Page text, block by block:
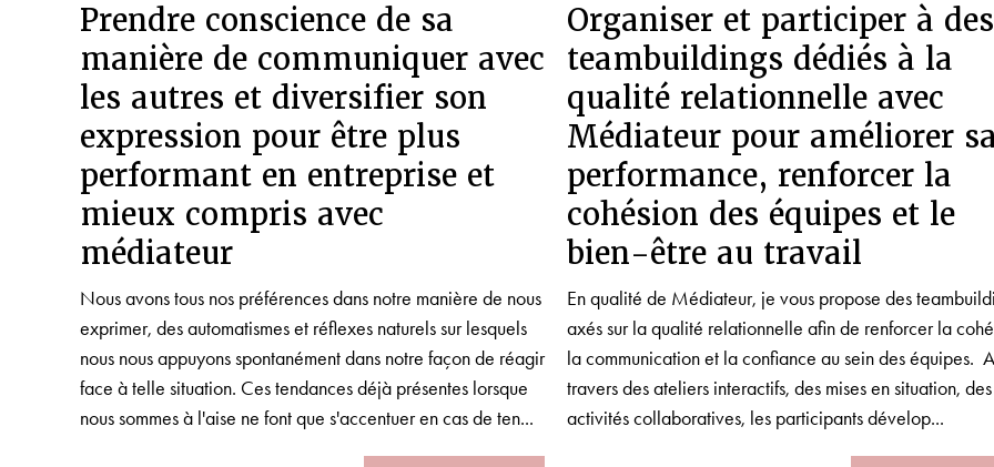
Prendre conscience de sa
manière de communiquer avec
les autres et diversifier son
expression pour être plus
performant en entreprise et
mieux compris avec
médiateur
Nous avons tous nos préférences dans notre manière de nous
exprimer, des automatismes et réflexes naturels sur lesquels
nous nous appuyons spontanément dans notre façon de réagir
face à telle situation. Ces tendances déjà présentes lorsque
nous sommes à l'aise ne font que s'accentuer en cas de ten...
Organiser et participer à des
teambuildings dédiés à la
qualité relationnelle avec
Médiateur pour améliorer
performance, renforcer la
cohésion des équipes et le
bien-être au travail
En qualité de Médiateur, je vous propose des
axés sur la qualité relationnelle afin de renforcer la
la communication et la confiance au sein des équipes.
travers des ateliers interactifs, des mises en situation, des
activités collaboratives, les participants dévelop...